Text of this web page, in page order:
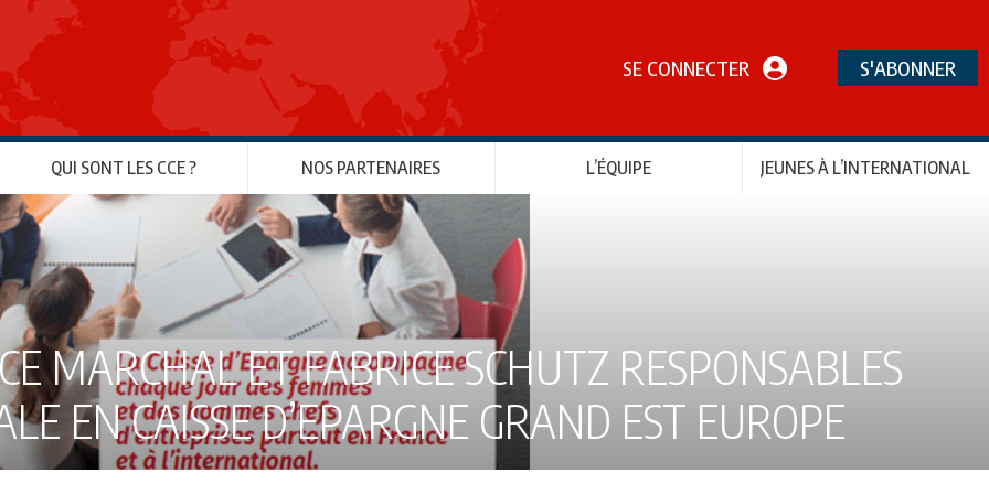
SE CONNECTER S'ABONNER
QUI SONT LES CCE ? NOS PARTENAIRES L’ÉQUIPE JEUNES À L’INTERNATIONAL
MARCHAL ET FABRICE SCHUTZ RESPONSABLES
EN CAISSE D’EPARGNE GRAND EST EUROPE